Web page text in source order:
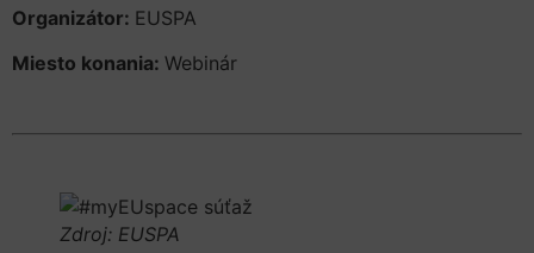
Organizátor: EUSPA
Miesto konania: Webinár
Zdroj: EUSPA